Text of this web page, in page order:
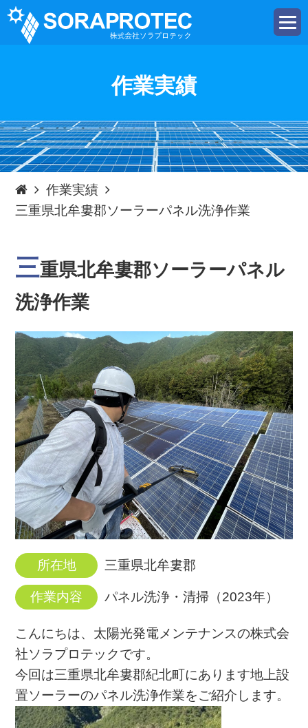
t
o
i
g
a
t
i
o
作業実績
作業実績
三重県北牟婁郡ソーラーパネル洗浄作業
三重県北牟婁郡ソーラーパネル
洗浄作業
所在地 三重県北牟婁郡
作業内容 パネル洗浄・清掃（2023年）
こんにちは、太陽光発電メンテナンスの株式会
社ソラプロテックです。
今回は三重県北牟婁郡紀北町にあります地上設
置ソーラーのパネル洗浄作業をご紹介します。